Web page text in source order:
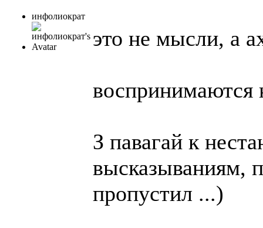
инфолиократ
это не мысли, а
воспринимаются
З павагай к
высказываниям,
пропустил ...)